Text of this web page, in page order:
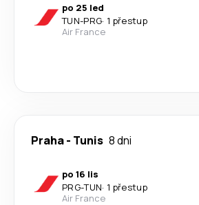
po 25 led
TUN-PRG· 1 přestup
Air France
Praha- Tunis 8 dni
po 16 lis
PRG-TUN· 1 přestup
Air France